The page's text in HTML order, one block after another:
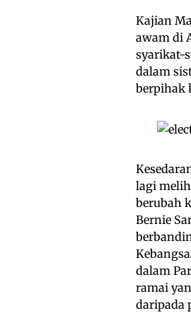
Kajian
awam di
syarikat-
dalam
berpihak
lagi
berubah
Bernie
dalam
ramai
daripada